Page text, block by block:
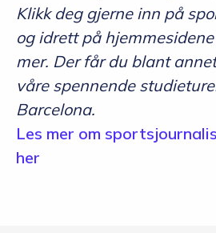
Klikk deg gjerne inn på
og idrett på
mer. Der får du blant
våre spennende
Barcelona.
Les mer om
her